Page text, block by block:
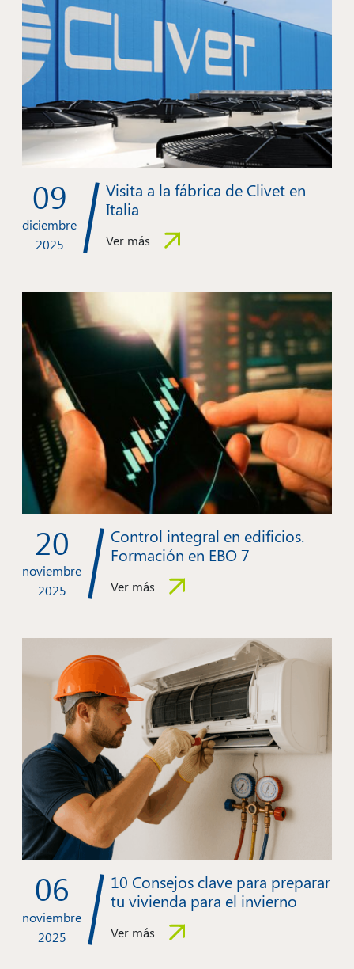
09
diciembre
2025
Visita a la fábrica de Clivet en
Italia
Ver más
20
noviembre
2025
Control integral en edificios.
Formación en EBO 7
Ver más
06
noviembre
2025
10 Consejos clave para preparar
tu vivienda para el invierno
Ver más